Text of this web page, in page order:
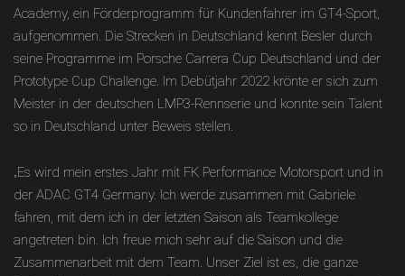
Academy, ein Förderprogramm für Kundenfahrer im GT4-Sport,
aufgenommen. Die Strecken in Deutschland kennt Besler durch
seine Programme im Porsche Carrera Cup Deutschland und der
Prototype Cup Challenge. Im Debütjahr 2022 krönte er sich zum
Meister in der deutschen LMP3-Rennserie und konnte sein Talent
so in Deutschland unter Beweis stellen.
„Es wird mein erstes Jahr mit FK Performance Motorsport und in
der ADAC GT4 Germany. Ich werde zusammen mit Gabriele
fahren, mit dem ich in der letzten Saison als Teamkollege
angetreten bin. Ich freue mich sehr auf die Saison und die
Zusammenarbeit mit dem Team. Unser Ziel ist es, die ganze